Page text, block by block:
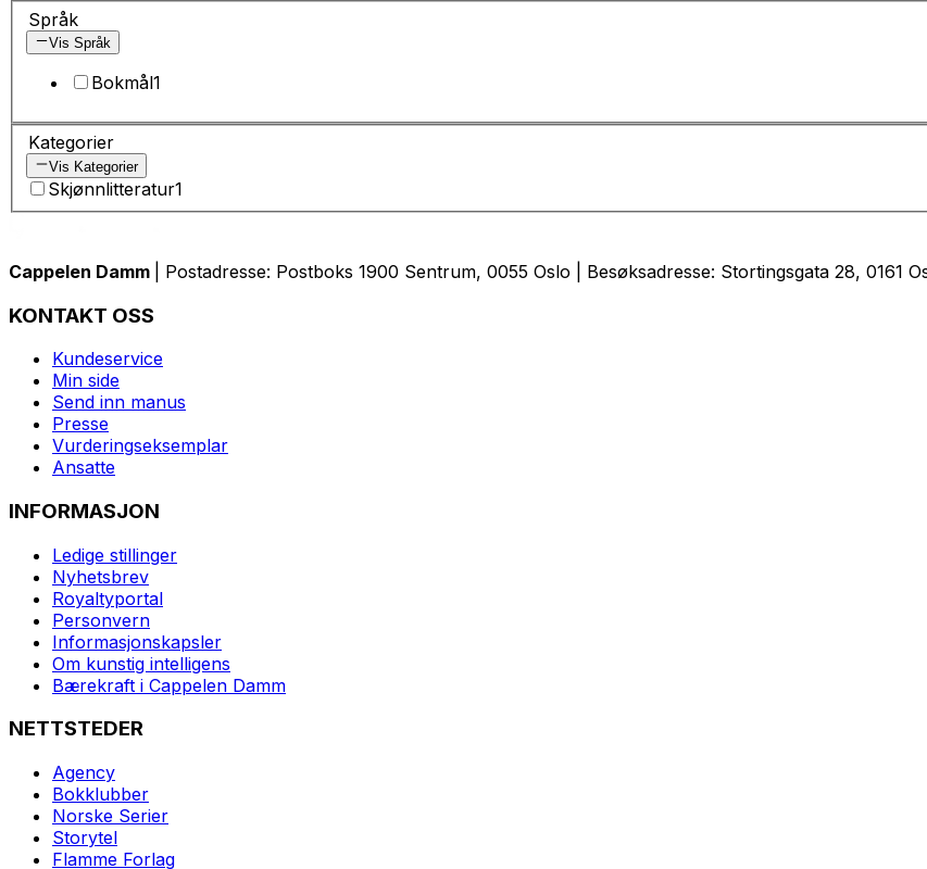
Språk
Vis Språk
Bokmål1
Kategorier
Vis Kategorier
Skjønnlitteratur1
Cappelen Damm | Postadresse: Postboks 1900 Sentrum, 0055 Oslo | Besøksadresse: Stortingsgata 28, 0161
KONTAKT OSS
Kundeservice
Min side
Send inn manus
Presse
Vurderingseksemplar
Ansatte
INFORMASJON
Ledige stillinger
Nyhetsbrev
Royaltyportal
Personvern
Informasjonskapsler
Om kunstig intelligens
Bærekraft i Cappelen Damm
NETTSTEDER
Agency
Bokklubber
Norske Serier
Storytel
Flamme Forlag